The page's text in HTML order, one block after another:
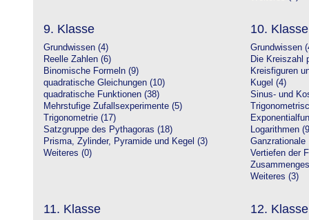
9. Klasse
Grundwissen (4)
Reelle Zahlen (6)
Binomische Formeln (9)
quadratische Gleichungen (10)
quadratische Funktionen (38)
Mehrstufige Zufallsexperimente (5)
Trigonometrie (17)
Satzgruppe des Pythagoras (18)
Prisma, Zylinder, Pyramide und Kegel (3)
Weiteres (0)
10. Klasse
Grundwissen
Die Kreiszahl
Kreisfiguren
Kugel (4)
Sinus- und
Logarithmen
Ganzrationale
Vertiefen der
Weiteres (3)
11. Klasse 12. Klasse